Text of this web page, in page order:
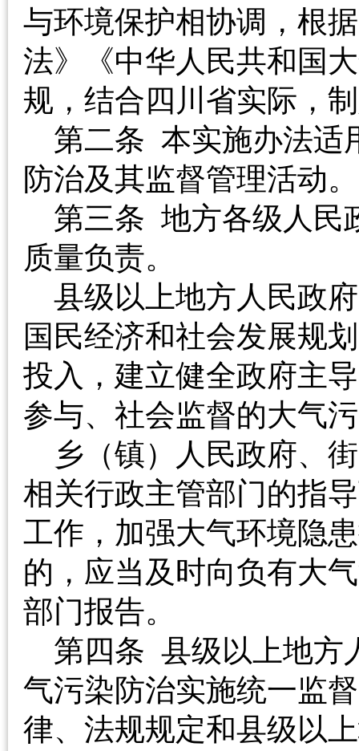
与环境保护相协调，根
法》《中华人民共和国
规，结合四川省实际
第二条 本实施办法适
防治及其监督管理
第三条 地方各级人民
质量负责。
县级以上地方人民政
国民经济和社会发展规
投入，建立健全政府主
参与、社会监督的大
乡（镇）人民政府、
相关行政主管部门的指
工作，加强大气环境隐
的，应当及时向负有大
部门报告。
第四条 县级以上地方
气污染防治实施统一监
律、法规规定和县级以